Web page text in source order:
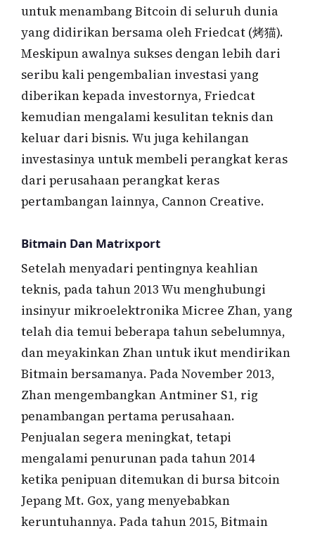
untuk menambang Bitcoin di seluruh dunia
yang didirikan bersama oleh Friedcat (烤猫).
Meskipun awalnya sukses dengan lebih dari
seribu kali pengembalian investasi yang
diberikan kepada investornya, Friedcat
kemudian mengalami kesulitan teknis dan
keluar dari bisnis. Wu juga kehilangan
investasinya untuk membeli perangkat keras
dari perusahaan perangkat keras
pertambangan lainnya, Cannon Creative.
Bitmain Dan Matrixport
Setelah menyadari pentingnya keahlian
teknis, pada tahun 2013 Wu menghubungi
insinyur mikroelektronika Micree Zhan, yang
telah dia temui beberapa tahun sebelumnya,
dan meyakinkan Zhan untuk ikut mendirikan
Bitmain bersamanya. Pada November 2013,
Zhan mengembangkan Antminer S1, rig
penambangan pertama perusahaan.
Penjualan segera meningkat, tetapi
mengalami penurunan pada tahun 2014
ketika penipuan ditemukan di bursa bitcoin
Jepang Mt. Gox, yang menyebabkan
keruntuhannya. Pada tahun 2015, Bitmain